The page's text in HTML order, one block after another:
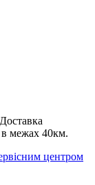
в межах 40км.
центром